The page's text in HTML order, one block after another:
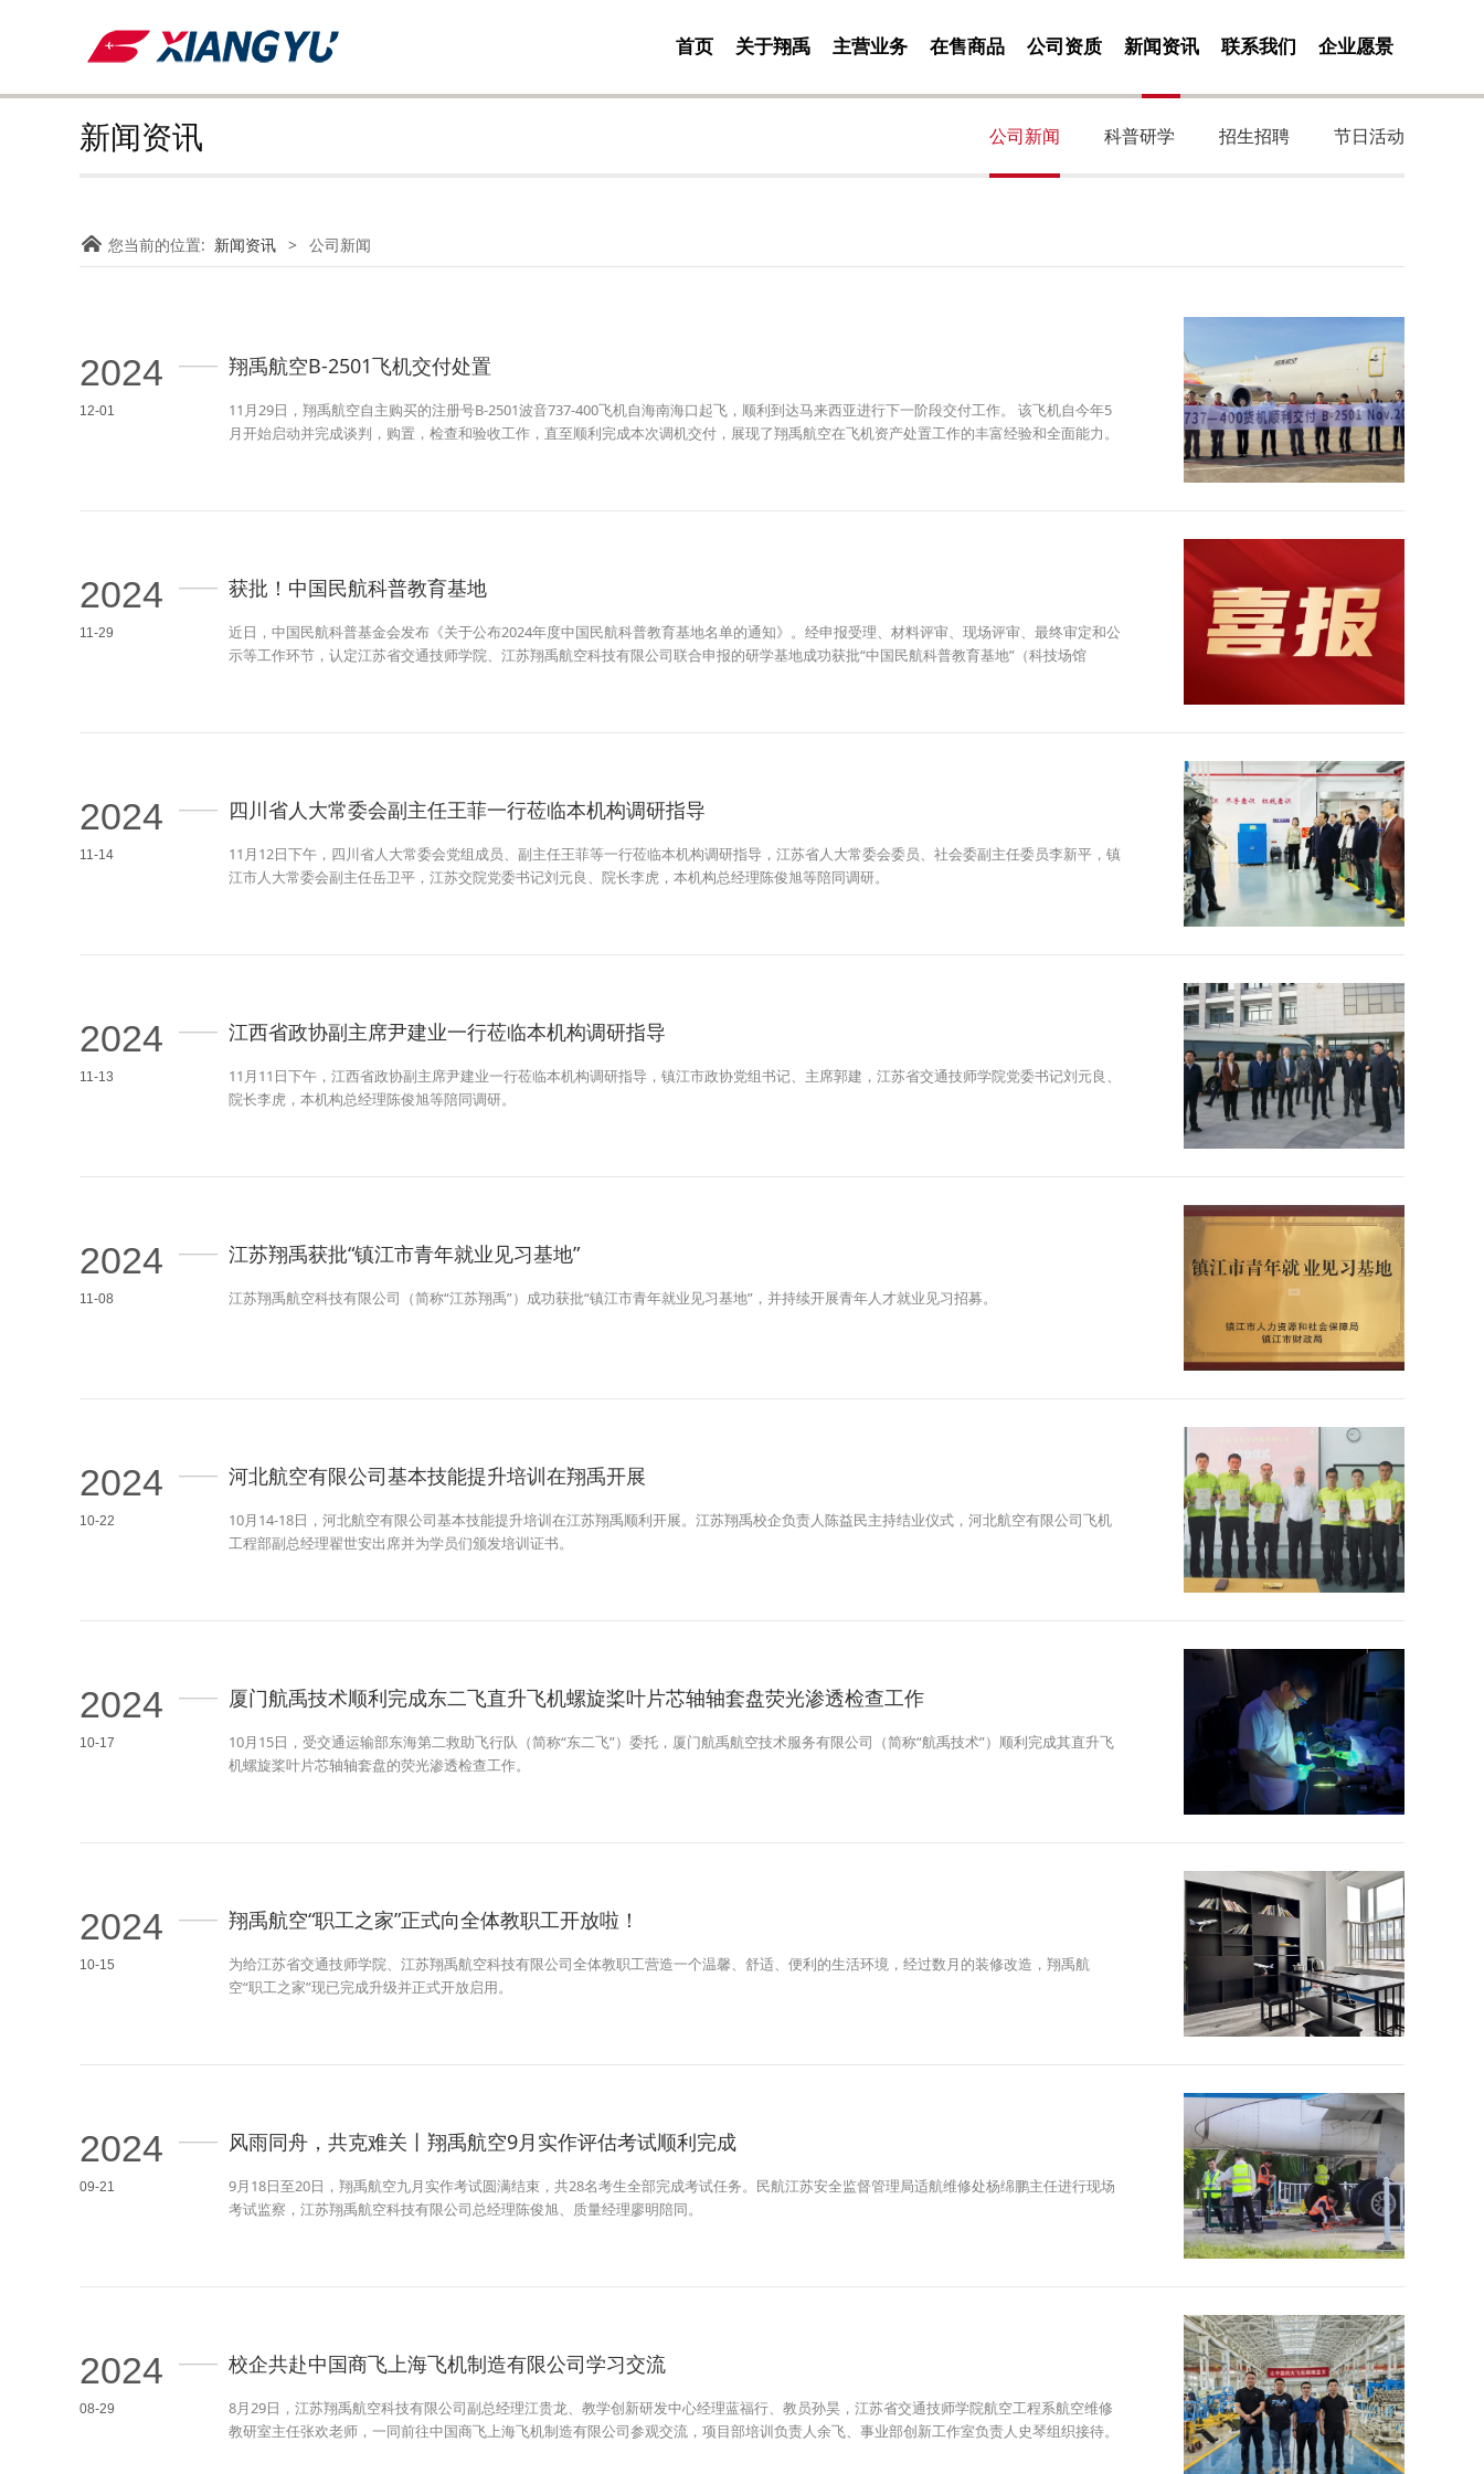
首页 关于翔禹 主营业务 在售商品 公司资质 新闻资讯 联系我们 企业愿景
新闻资讯 公司新闻 科普研学 招生招聘 节日活动
您当前的位置: 新闻资讯 > 公司新闻
2024
12-01
翔禹航空B-2501飞机交付处置
11月29日，翔禹航空自主购买的注册号B-2501波音737-400飞机自海南海口起飞，顺利到达马来西亚进行下一阶段交付工作。 该飞机自今年5
月开始启动并完成谈判，购置，检查和验收工作，直至顺利完成本次调机交付，展现了翔禹航空在飞机资产处置工作的丰富经验和全面能力。
2024
11-29
获批！中国民航科普教育基地
近日，中国民航科普基金会发布《关于公布2024年度中国民航科普教育基地名单的通知》。经申报受理、材料评审、现场评审、最终审定和公
示等工作环节，认定江苏省交通技师学院、江苏翔禹航空科技有限公司联合申报的研学基地成功获批“中国民航科普教育基地”（科技场馆
2024
11-14
四川省人大常委会副主任王菲一行莅临本机构调研指导
11月12日下午，四川省人大常委会党组成员、副主任王菲等一行莅临本机构调研指导，江苏省人大常委会委员、社会委副主任委员李新平，镇
江市人大常委会副主任岳卫平，江苏交院党委书记刘元良、院长李虎，本机构总经理陈俊旭等陪同调研。
2024
11-13
江西省政协副主席尹建业一行莅临本机构调研指导
11月11日下午，江西省政协副主席尹建业一行莅临本机构调研指导，镇江市政协党组书记、主席郭建，江苏省交通技师学院党委书记刘元良、
院长李虎，本机构总经理陈俊旭等陪同调研。
2024
11-08
江苏翔禹获批“镇江市青年就业见习基地”
江苏翔禹航空科技有限公司（简称“江苏翔禹”）成功获批“镇江市青年就业见习基地”，并持续开展青年人才就业见习招募。
2024
10-22
河北航空有限公司基本技能提升培训在翔禹开展
10月14-18日，河北航空有限公司基本技能提升培训在江苏翔禹顺利开展。江苏翔禹校企负责人陈益民主持结业仪式，河北航空有限公司飞机
工程部副总经理翟世安出席并为学员们颁发培训证书。
2024
10-17
厦门航禹技术顺利完成东二飞直升飞机螺旋桨叶片芯轴轴套盘荧光渗透检查工作
10月15日，受交通运输部东海第二救助飞行队（简称“东二飞”）委托，厦门航禹航空技术服务有限公司（简称“航禹技术”）顺利完成其直升飞
机螺旋桨叶片芯轴轴套盘的荧光渗透检查工作。
2024
10-15
翔禹航空“职工之家”正式向全体教职工开放啦！
为给江苏省交通技师学院、江苏翔禹航空科技有限公司全体教职工营造一个温馨、舒适、便利的生活环境，经过数月的装修改造，翔禹航
空“职工之家”现已完成升级并正式开放启用。
2024
09-21
风雨同舟，共克难关丨翔禹航空9月实作评估考试顺利完成
9月18日至20日，翔禹航空九月实作考试圆满结束，共28名考生全部完成考试任务。民航江苏安全监督管理局适航维修处杨绵鹏主任进行现场
考试监察，江苏翔禹航空科技有限公司总经理陈俊旭、质量经理廖明陪同。
2024
08-29
校企共赴中国商飞上海飞机制造有限公司学习交流
8月29日，江苏翔禹航空科技有限公司副总经理江贵龙、教学创新研发中心经理蓝福行、教员孙昊，江苏省交通技师学院航空工程系航空维修
教研室主任张欢老师，一同前往中国商飞上海飞机制造有限公司参观交流，项目部培训负责人余飞、事业部创新工作室负责人史琴组织接待。